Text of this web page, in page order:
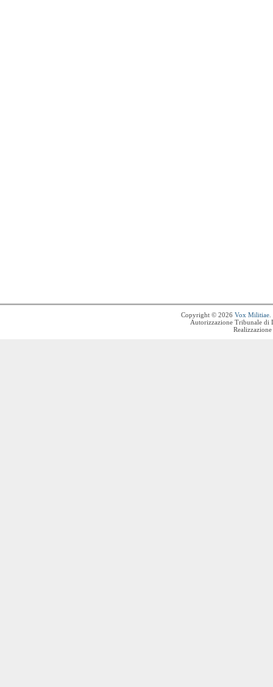
Copyright © 2026 Vox Militiae
Autorizzazione Tribunale di